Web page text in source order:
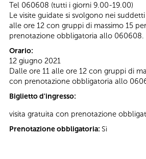
Tel 060608 (tutti i giorni 9.00-19.00)
Le visite guidate si svolgono nei
alle ore 12 con gruppi di massimo 15
prenotazione obbligatoria allo 060608.
Orario:
12 giugno 2021
Dalle ore 11 alle ore 12 con gruppi di
con prenotazione obbligatoria allo
Biglietto d'ingresso:
visita gratuita con prenotazione
Prenotazione obbligatoria: Sì